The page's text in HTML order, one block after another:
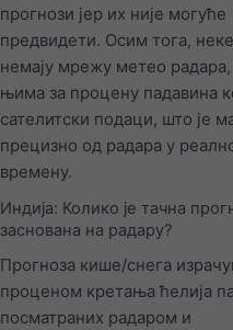
прогнози јер их није могуће
предвидети. Осим тога,
немају мрежу метео радара,
њима за процену падавина
сателитски подаци, што је
прецизно од радара у
времену.
Индија: Колико је тачна
заснована на радару?
Прогноза кише/снега
проценом кретања ћелија
посматраних радаром и